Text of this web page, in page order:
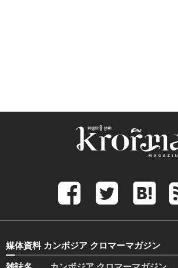
媒体資料 カンボジア クロマーマガジン